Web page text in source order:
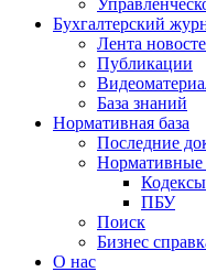
Бухгалтерский
Лента
Публикации
База знаний
Нормативная база
Последние
Нормативные
Кодексы
ПБУ
Поиск
Бизнес
О нас